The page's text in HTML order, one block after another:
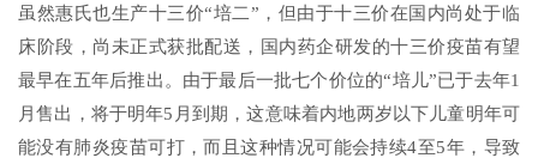
虽然惠氏也生产十三价“培二”，但由于十三价在国内尚处于临
床阶段，尚未正式获批配送，国内药企研发的十三价疫苗有望
最早在五年后推出。由于最后一批七个价位的“培儿”已于去年1
月售出，将于明年5月到期，这意味着内地两岁以下儿童明年可
能没有肺炎疫苗可打，而且这种情况可能会持续4至5年，导致